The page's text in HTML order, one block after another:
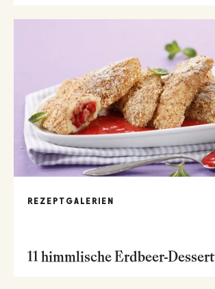
REZEPTGALERIEN
11 himmlische Erdbeer-